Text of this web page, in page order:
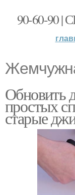
90-60-90
Обновить
простых
старые